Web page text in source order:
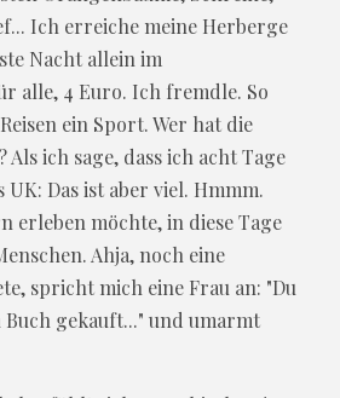
Ich erreiche meine Herberge
Nacht allein im
alle, 4 Euro. Ich fremdle. So
ein Sport. Wer hat die
ich sage, dass ich acht Tage
Das ist aber viel. Hmmm.
erleben möchte, in diese Tage
Ahja, noch eine
spricht mich eine Frau an: "Du
gekauft..." und umarmt